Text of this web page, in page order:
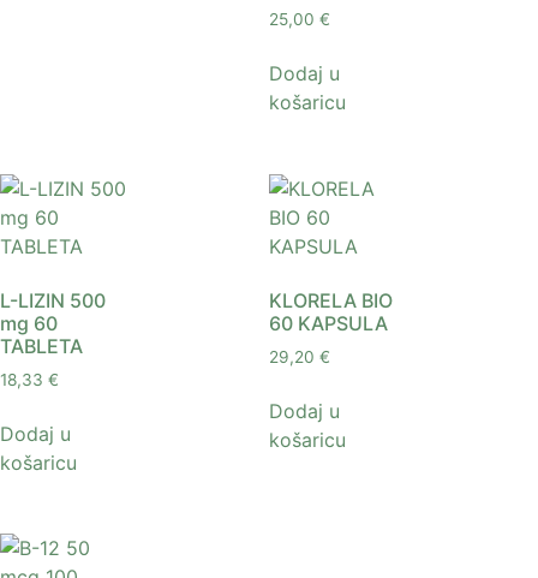
25,00 €
Dodaj u
košaricu
L-LIZIN 500
mg 60
TABLETA
18,33 €
Dodaj u
košaricu
KLORELA BIO
60 KAPSULA
29,20 €
Dodaj u
košaricu